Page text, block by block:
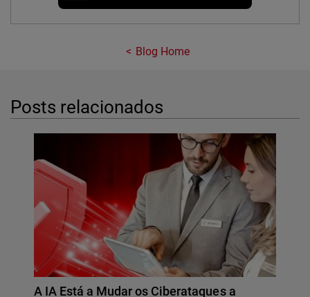
Blog Home
Posts relacionados
A IA Está a Mudar os Ciberataques a